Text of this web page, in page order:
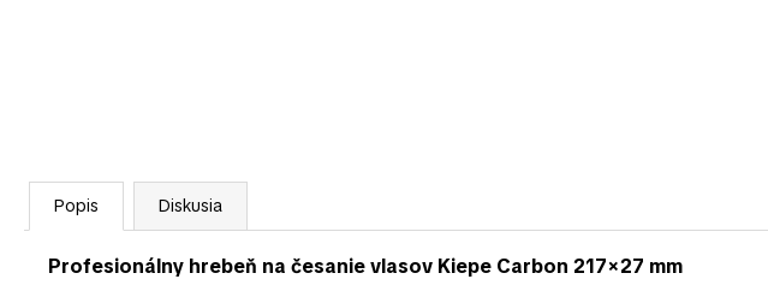
Popis Diskusia
Profesionálny hrebeň na česanie vlasov Kiepe Carbon 217×27 mm